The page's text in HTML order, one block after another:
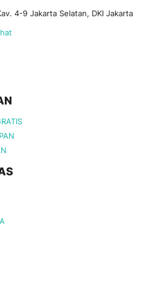
4-9 Jakarta Selatan, DKI Jakarta